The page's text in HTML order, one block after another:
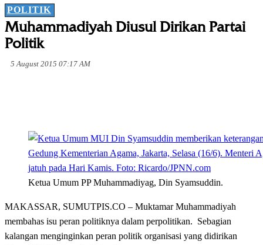
POLITIK
Muhammadiyah Diusul Dirikan Partai
Politik
5 August 2015 07:17 AM
Ketua Umum PP Muhammadiyag, Din Syamsuddin.
MAKASSAR, SUMUTPIS.CO – Muktamar Muhammadiyah
membahas isu peran politiknya dalam perpolitikan. Sebagian
kalangan menginginkan peran politik organisasi yang didirikan